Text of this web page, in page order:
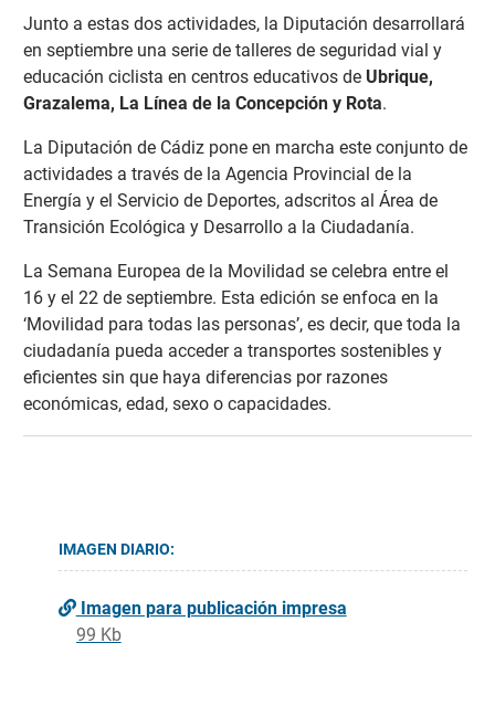
Junto a estas dos actividades, la Diputación desarrollará
en septiembre una serie de talleres de seguridad vial y
educación ciclista en centros educativos de Ubrique,
Grazalema, La Línea de la Concepción y Rota.
La Diputación de Cádiz pone en marcha este conjunto de
actividades a través de la Agencia Provincial de la
Energía y el Servicio de Deportes, adscritos al Área de
Transición Ecológica y Desarrollo a la Ciudadanía.
La Semana Europea de la Movilidad se celebra entre el
16 y el 22 de septiembre. Esta edición se enfoca en la
‘Movilidad para todas las personas’, es decir, que toda la
ciudadanía pueda acceder a transportes sostenibles y
eficientes sin que haya diferencias por razones
económicas, edad, sexo o capacidades.
IMAGEN DIARIO:
Imagen para publicación impresa
99 Kb